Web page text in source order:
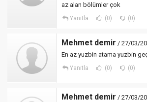
az alan bölümler çok
Yanıtla (0) (0)
Mehmet demir / 27/03/
En az yuzbin atama yuzbin
Yanıtla (0) (0)
Mehmet demir / 27/03/